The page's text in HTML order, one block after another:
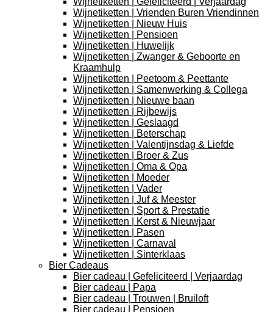
Wijnetiketten | Vrienden Buren Vriendinnen
Wijnetiketten | Nieuw Huis
Wijnetiketten | Pensioen
Wijnetiketten | Huwelijk
Wijnetiketten | Zwanger & Geboorte en
Kraamhulp
Wijnetiketten | Peetoom & Peettante
Wijnetiketten | Samenwerking & Collega
Wijnetiketten | Nieuwe baan
Wijnetiketten | Rijbewijs
Wijnetiketten | Geslaagd
Wijnetiketten | Beterschap
Wijnetiketten | Valentijnsdag & Liefde
Wijnetiketten | Broer & Zus
Wijnetiketten | Oma & Opa
Wijnetiketten | Moeder
Wijnetiketten | Vader
Wijnetiketten | Juf & Meester
Wijnetiketten | Sport & Prestatie
Wijnetiketten | Kerst & Nieuwjaar
Wijnetiketten | Pasen
Wijnetiketten | Carnaval
Wijnetiketten | Sinterklaas
Bier Cadeaus
Bier cadeau | Gefeliciteerd | Verjaardag
Bier cadeau | Papa
Bier cadeau | Trouwen | Bruiloft
Bier cadeau | Pensioen